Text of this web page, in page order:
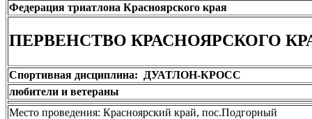
Федерация триатлона Красноярского края
ПЕРВЕНСТВО КРАСНОЯРСКОГО
Спортивная дисциплина: ДУАТЛОН-КРОСС
любители и ветераны
Место проведения: Красноярский край, пос.Подгорный